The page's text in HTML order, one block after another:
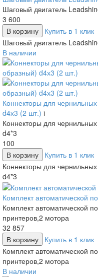
Шаговый двигатель
3 600
В корзину
Купить в 1 клик
Шаговый двигатель
В наличии
Коннекторы для
d4х3 (2 шт.) i
Коннекторы для
d4*3
100
В корзину
Купить в 1 клик
Коннекторы для
d4*3
Комплект автоматической
Комплект автоматической
принтеров,2 мотора
32 857
В корзину
Купить в 1 клик
Комплект автоматической
принтеров,2 мотора
В наличии